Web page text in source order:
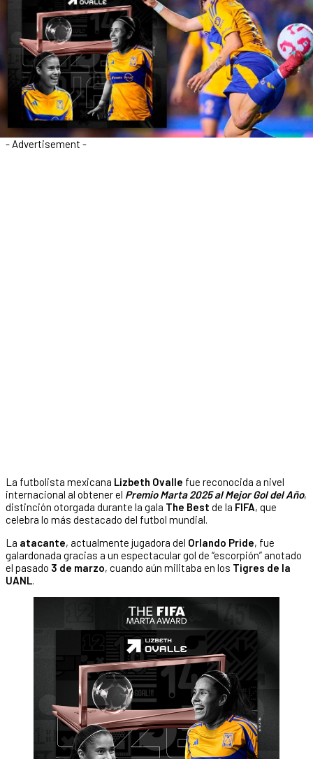
- Advertisement -
La futbolista mexicana Lizbeth Ovalle fue reconocida a nivel
internacional al obtener el Premio Marta 2025 al Mejor Gol del Año,
distinción otorgada durante la gala The Best de la FIFA, que
celebra lo más destacado del futbol mundial.
La atacante, actualmente jugadora del Orlando Pride, fue
galardonada gracias a un espectacular gol de “escorpión” anotado
el pasado 3 de marzo, cuando aún militaba en los Tigres de la
UANL.